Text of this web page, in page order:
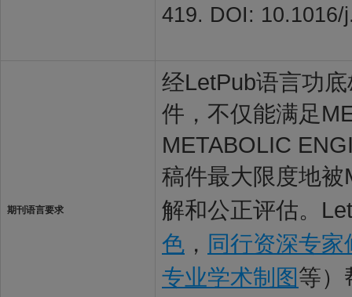
419. DOI: 10.1016/
期刊语言要求
经LetPub语言功
件，不仅能满足
METABOLIC
稿件最大限度地
解和公正评估。
色 ， 同行资深专家
专业学术制图等）